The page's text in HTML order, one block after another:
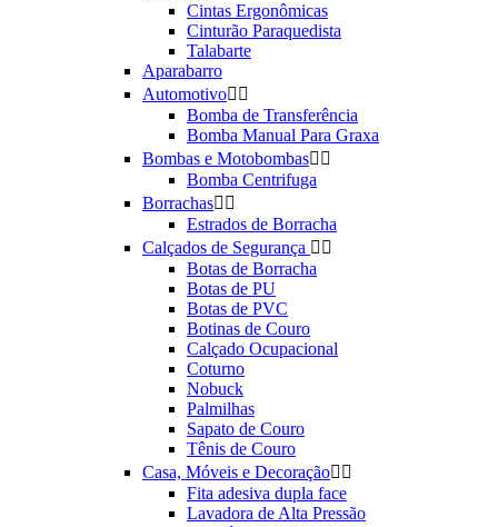
Cintas Ergonômicas
Cinturão Paraquedista
Talabarte
Aparabarro
Automotivo 
Bomba de Transferência
Bomba Manual Para Graxa
Bombas e Motobombas 
Bomba Centrifuga
Borrachas 
Estrados de Borracha
Calçados de Segurança  
Botas de Borracha
Botas de PU
Botas de PVC
Botinas de Couro
Calçado Ocupacional
Coturno
Nobuck
Palmilhas
Sapato de Couro
Tênis de Couro
Casa, Móveis e Decoração 
Fita adesiva dupla face
Lavadora de Alta Pressão